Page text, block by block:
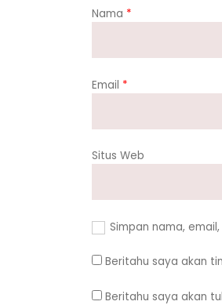
Nama *
Email *
Situs Web
Simpan nama,
Beritahu saya akan
Beritahu saya akan